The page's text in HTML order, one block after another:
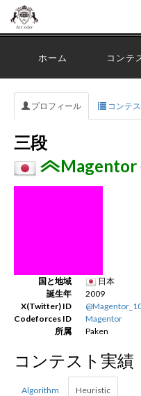
ホーム コンテ
プロフィール コンテ
三段
Magentor
国と地域
日本
誕生年
2009
X(Twitter) ID
Codeforces ID
Magentor
所属
Paken
コンテスト実績
Algorithm Heuristic